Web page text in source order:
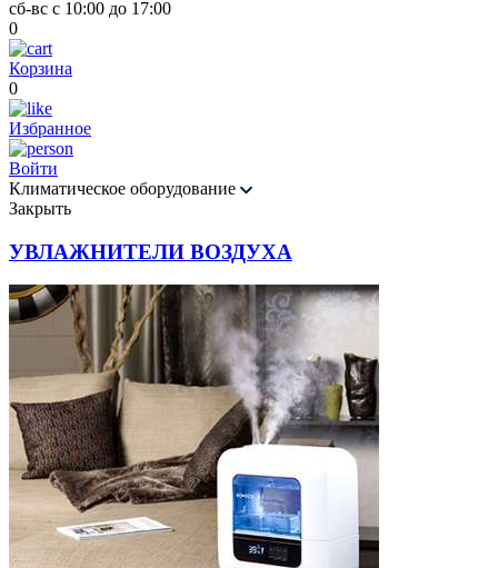
сб-вс с 10:00 до 17:00
0
Корзина
0
Избранное
Войти
Климатическое оборудование
Закрыть
УВЛАЖНИТЕЛИ ВОЗДУХА